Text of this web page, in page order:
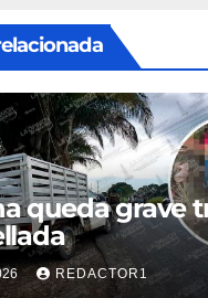
queda grave
REDACTOR1